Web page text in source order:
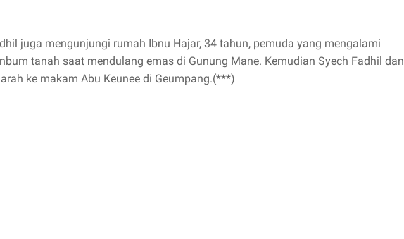
juga mengunjungi rumah Ibnu Hajar, 34 tahun, pemuda yang mengalami
tanah saat mendulang emas di Gunung Mane. Kemudian Syech Fadhil dan
ke makam Abu Keunee di Geumpang.(***)